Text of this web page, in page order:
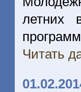
летних
Читать